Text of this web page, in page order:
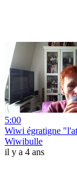
5:00
Wiwi égratigne
Wiwibulle
il y a 4 ans